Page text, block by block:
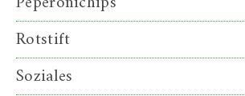
Rotstift
Soziales